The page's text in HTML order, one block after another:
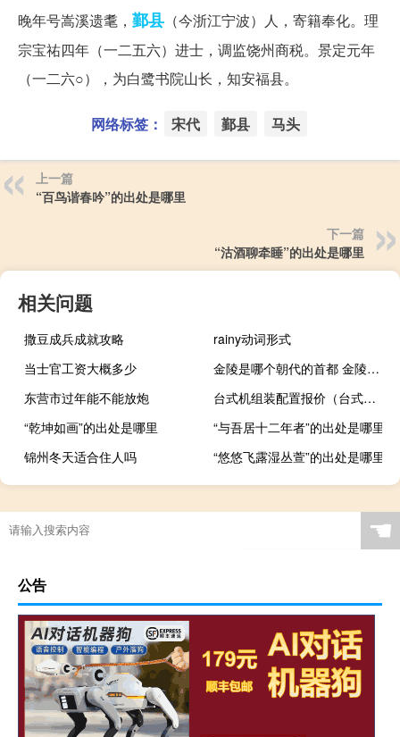
晚年号嵩溪遗耄， 鄞县 （今浙江宁波）人，寄籍奉化。理
宗宝祐四年（一二五六）进士，调监饶州商税。景定元年
（一二六○），为白鹭书院山长，知安福县。
网络标签： 宋代 鄞县 马头
上一篇
“百鸟谐春吟”的出处是哪里
下一篇
“沽酒聊牵睡”的出处是哪里
相关问题
撒豆成兵成就攻略
rainy动词形式
当士官工资大概多少
金陵是哪个朝代的首都 金陵是哪
东营市过年能不能放炮
台式机组装配置报价（台式机组装）
“乾坤如画”的出处是哪里
“与吾居十二年者”的出处是哪里
锦州冬天适合住人吗
“悠悠飞露湿丛萱”的出处是哪里
☚
公告